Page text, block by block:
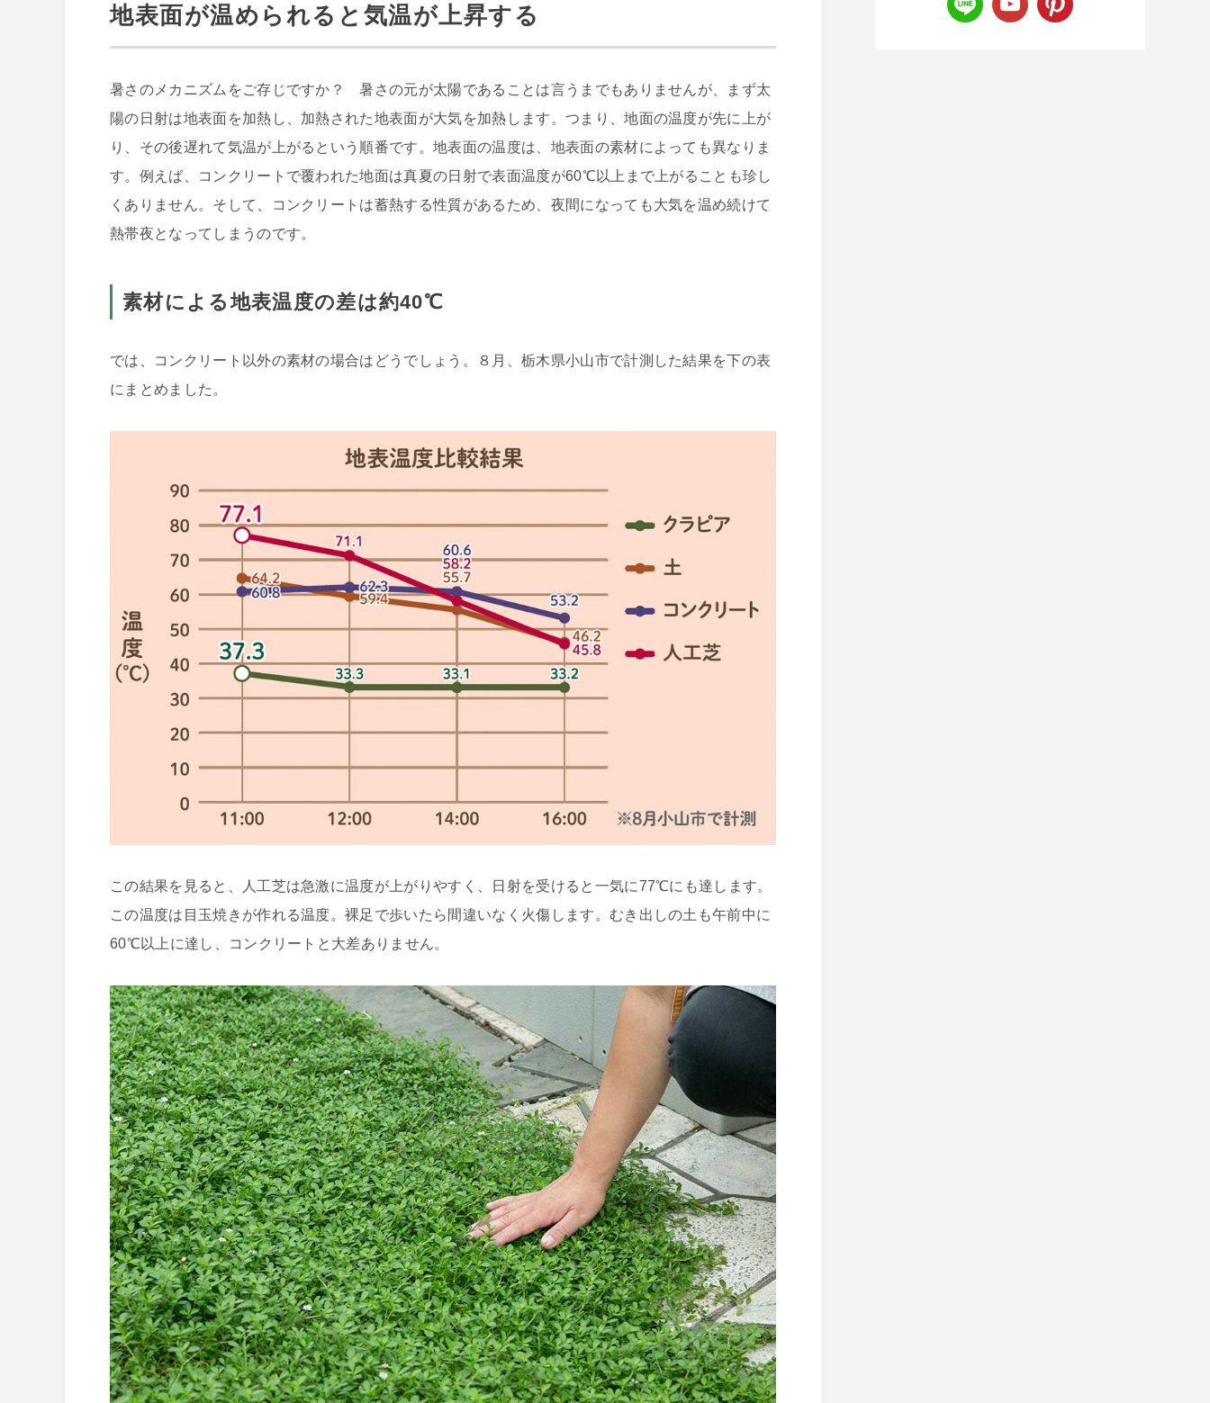
地表面が温められると気温が上昇する
暑さのメカニズムをご存じですか？ 暑さの元が太陽であることは言うまでもありませんが、まず太
陽の日射は地表面を加熱し、加熱された地表面が大気を加熱します。つまり、地面の温度が先に上が
り、その後遅れて気温が上がるという順番です。地表面の温度は、地表面の素材によっても異なりま
す。例えば、コンクリートで覆われた地面は真夏の日射で表面温度が60℃以上まで上がることも珍し
くありません。そして、コンクリートは蓄熱する性質があるため、夜間になっても大気を温め続けて
熱帯夜となってしまうのです。
素材による地表温度の差は約40℃
では、コンクリート以外の素材の場合はどうでしょう。８月、栃木県小山市で計測した結果を下の表
にまとめました。
この結果を見ると、人工芝は急激に温度が上がりやすく、日射を受けると一気に77℃にも達します。
この温度は目玉焼きが作れる温度。裸足で歩いたら間違いなく火傷します。むき出しの土も午前中に
60℃以上に達し、コンクリートと大差ありません。